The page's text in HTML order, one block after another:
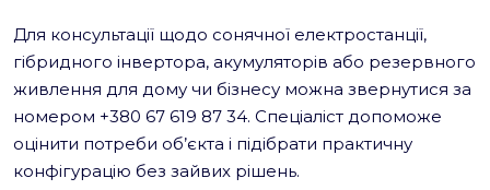
Для консультації щодо сонячної електростанції,
гібридного інвертора, акумуляторів або резервного
живлення для дому чи бізнесу можна звернутися за
номером +380 67 619 87 34. Спеціаліст допоможе
оцінити потреби об’єкта і підібрати практичну
конфігурацію без зайвих рішень.